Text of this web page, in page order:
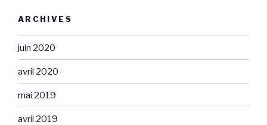
ARCHIVES
juin 2020
avril 2020
mai 2019
avril 2019